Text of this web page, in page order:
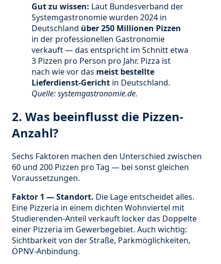
Gut zu wissen: Laut Bundesverband der
Systemgastronomie wurden 2024 in
Deutschland über 250 Millionen Pizzen
in der professionellen Gastronomie
verkauft — das entspricht im Schnitt etwa
3 Pizzen pro Person pro Jahr. Pizza ist
nach wie vor das meist bestellte
Lieferdienst-Gericht in Deutschland.
Quelle: systemgastronomie.de.
2. Was beeinflusst die Pizzen-
Anzahl?
Sechs Faktoren machen den Unterschied zwischen
60 und 200 Pizzen pro Tag — bei sonst gleichen
Voraussetzungen.
Faktor 1 — Standort. Die Lage entscheidet alles.
Eine Pizzeria in einem dichten Wohnviertel mit
Studierenden-Anteil verkauft locker das Doppelte
einer Pizzeria im Gewerbegebiet. Auch wichtig:
Sichtbarkeit von der Straße, Parkmöglichkeiten,
ÖPNV-Anbindung.